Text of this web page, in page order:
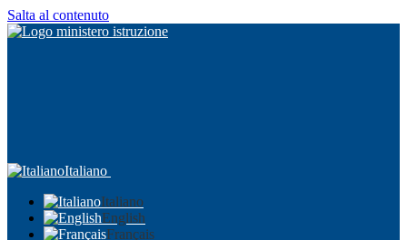
Salta al contenuto
Italiano
Italiano
English
Français